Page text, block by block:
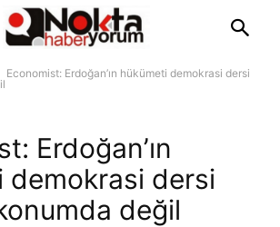
Economist: Erdoğan’ın hükümeti demokrasi dersi
Erdoğan’ın
demokrasi dersi
değil